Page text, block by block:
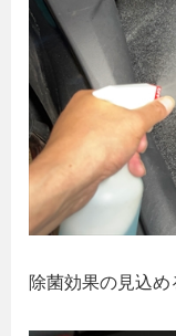
除菌効果の見込め